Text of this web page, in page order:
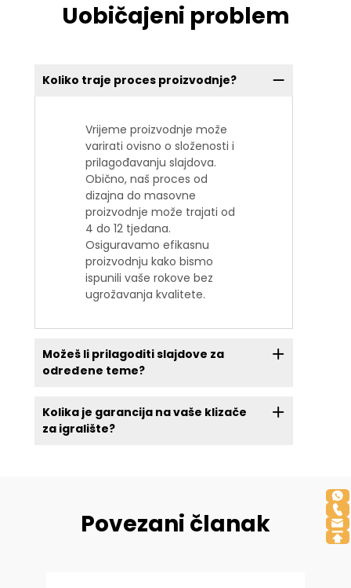
Uobičajeni problem
Koliko traje proces proizvodnje?
Vrijeme proizvodnje može
varirati ovisno o složenosti i
prilagođavanju slajdova.
Obično, naš proces od
dizajna do masovne
proizvodnje može trajati od
4 do 12 tjedana.
Osiguravamo efikasnu
proizvodnju kako bismo
ispunili vaše rokove bez
ugrožavanja kvalitete.
Možeš li prilagoditi slajdove za
određene teme?
Kolika je garancija na vaše klizače
za igralište?
Povezani članak